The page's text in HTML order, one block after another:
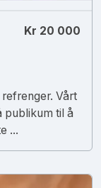
Kr 20 000
Vårt
publikum til å
...